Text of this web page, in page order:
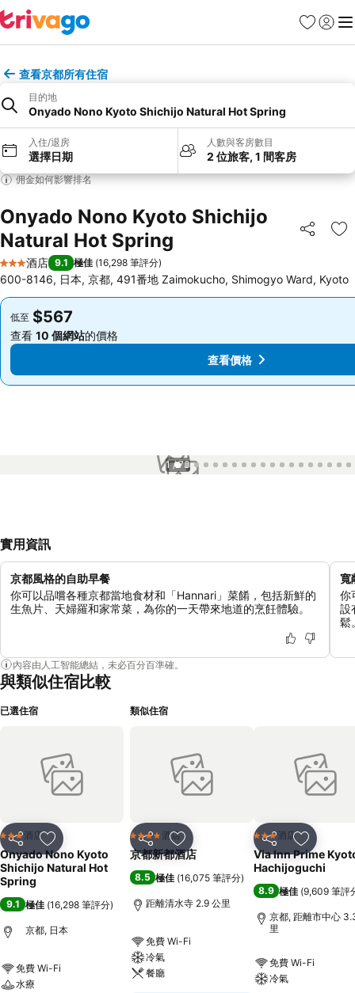
收藏夾
登入 選
查看京都所有住宿
目的地
Onyado Nono Kyoto Shichijo Natural Hot Spring
入住/退房
選擇日期
人數與客房數目
2 位旅客, 1 間客房
佣金如何影響排名
Onyado Nono Kyoto Shichijo
Natural Hot Spring
分享 放
3 星級
酒店 9.1 極佳 (16,298 筆評分)
600-8146, 日本, 京都, 491番地 Zaimokucho, Shimogyo Ward, Kyoto
低至 $567
查看 10 個網站的價格
低至 $567
查看 10 個網站的價格
查看價格
1 / 73
實用資訊
京都風格的自助早餐
你可以品嚐各種京都當地食材和「Hannari」菜餚，包括新鮮的
生魚片、天婦羅和家常菜，為你的一天帶來地道的烹飪體驗。
寬
你
設
鬆
內容由人工智能總結，未必百分百準確。
與類似住宿比較
已選住宿
分享 放到收藏夾
3 星級酒店
Onyado Nono Kyoto
Shichijo Natural Hot
Spring
9.1 極佳 (16,298 筆評分)
京都, 日本
免費 Wi-Fi
水療
類似住宿
分享 放到收藏夾
4 星級 酒店
京都新都酒店
8.5 極佳 (16,075 筆評分)
距離清水寺 2.9 公里
免費 Wi-Fi
冷氣
餐廳
分享 放到收藏
3 星級酒店
Via Inn Prime
Hachijoguchi
8.9 極佳 (9,609 筆評
京都, 距離市中心
里
免費 Wi-Fi
冷氣